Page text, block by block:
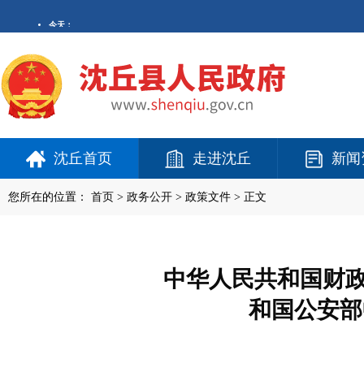
沈丘首页 走进沈丘 新
您所在的位置： 首页 > 政务公开 > 政策文件 > 正文
中华人民共和国财
和国公安